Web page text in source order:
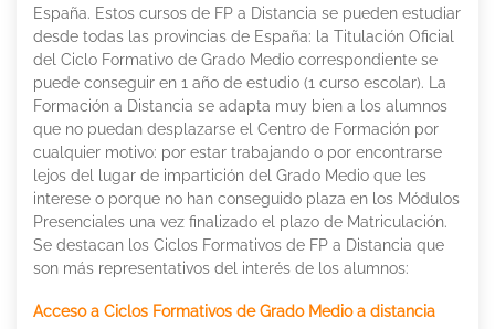
España. Estos cursos de FP a Distancia se pueden estudiar
desde todas las provincias de España: la Titulación Oficial
del Ciclo Formativo de Grado Medio correspondiente se
puede conseguir en 1 año de estudio (1 curso escolar). La
Formación a Distancia se adapta muy bien a los alumnos
que no puedan desplazarse el Centro de Formación por
cualquier motivo: por estar trabajando o por encontrarse
lejos del lugar de impartición del Grado Medio que les
interese o porque no han conseguido plaza en los Módulos
Presenciales una vez finalizado el plazo de Matriculación.
Se destacan los Ciclos Formativos de FP a Distancia que
son más representativos del interés de los alumnos:
Acceso a Ciclos Formativos de Grado Medio a distancia